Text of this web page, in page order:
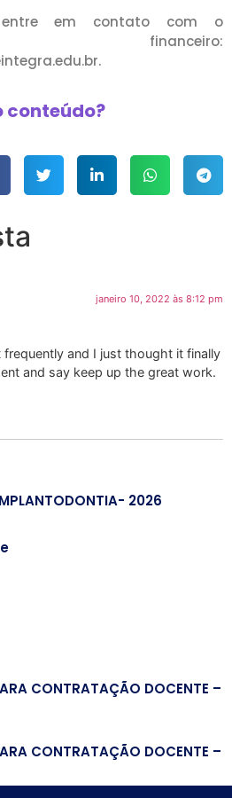
em contato com o
financeiro:
conteúdo?
janeiro 10, 2022 às 8:12 pm
and I just thought it finally
and say keep up the great work.
2026
CONTRATAÇÃO DOCENTE –
CONTRATAÇÃO DOCENTE –